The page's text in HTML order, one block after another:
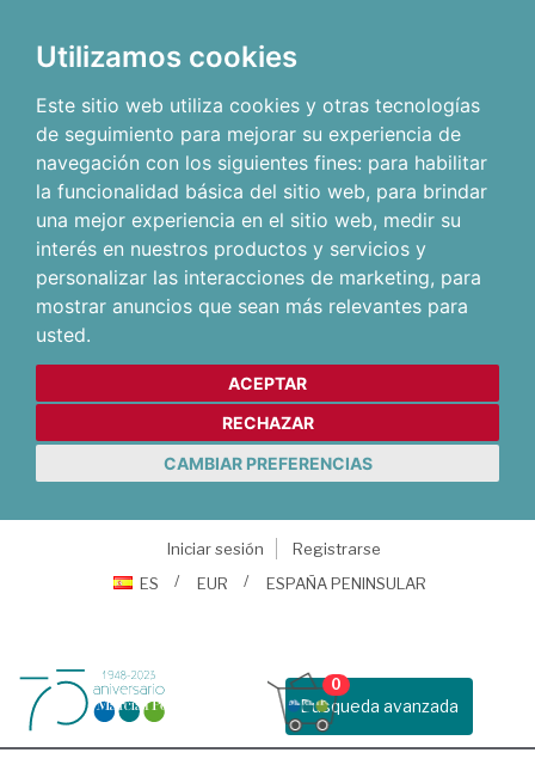
Utilizamos cookies
Este sitio web utiliza cookies y otras tecnologías
de seguimiento para mejorar su experiencia de
navegación con los siguientes fines: para habilitar
la funcionalidad básica del sitio web, para brindar
una mejor experiencia en el sitio web, medir su
interés en nuestros productos y servicios y
personalizar las interacciones de marketing, para
mostrar anuncios que sean más relevantes para
usted.
ACEPTAR
RECHAZAR
CAMBIAR PREFERENCIAS
Iniciar sesión
Registrarse
ES
EUR ESPAÑA PENINSULAR
Busqueda avanzada
0